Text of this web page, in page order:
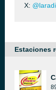
X:
Estaciones